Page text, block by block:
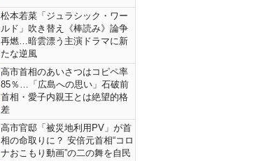
松本若菜「ジュラシック・ワー
ルド」吹き替え《棒読み》論争
再燃…暗雲漂う主演ドラマに新
たな逆風
高市首相のあいさつはコピペ率
85％…「広島への思い」石破前
首相・愛子内親王とは絶望的格
差
高市官邸「被災地利用PV」が首
相の命取りに？ 安倍元首相“コロ
ナおこもり動画”の二の舞を自民